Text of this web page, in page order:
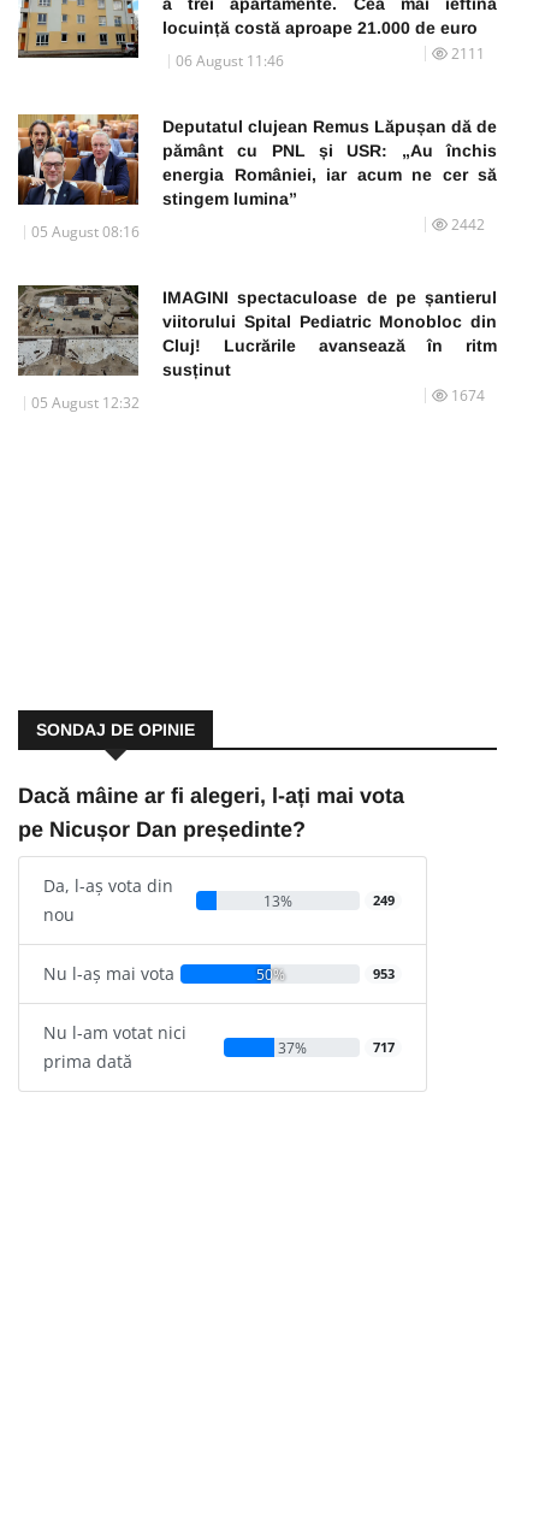
locuință costă aproape 21.000 de euro
06 August 11:46 2111
Deputatul clujean Remus Lăpușan dă de
pământ cu PNL și USR: „Au închis
energia României, iar acum ne cer să
stingem lumina”
05 August 08:16 2442
IMAGINI spectaculoase de pe șantierul
viitorului Spital Pediatric Monobloc din
Cluj! Lucrările avansează în ritm
susținut
05 August 12:32 1674
SONDAJ DE OPINIE
Dacă mâine ar fi alegeri, l-ați mai vota
pe Nicușor Dan președinte?
Da, l-aș vota din
nou
13% 249
Nu l-aș mai vota 50% 953
Nu l-am votat nici
prima dată
37% 717